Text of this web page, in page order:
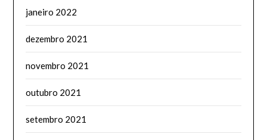
janeiro 2022
dezembro 2021
novembro 2021
outubro 2021
setembro 2021